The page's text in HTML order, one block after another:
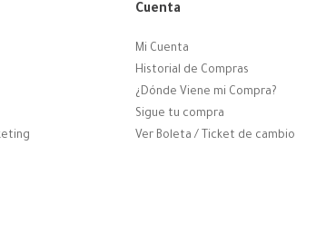
Cuenta
Mi Cuenta
Historial de Compras
¿Dónde Viene mi Compra?
Sigue tu compra
Ver Boleta / Ticket de cambio